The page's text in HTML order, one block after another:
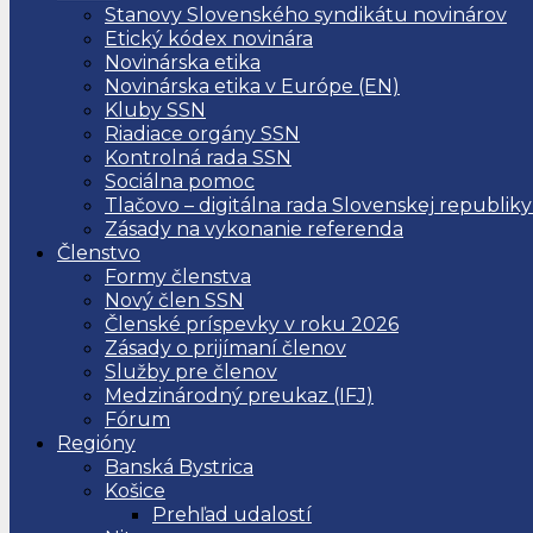
Stanovy Slovenského syndikátu novinárov
Etický kódex novinára
Novinárska etika
Novinárska etika v Európe (EN)
Kluby SSN
Riadiace orgány SSN
Kontrolná rada SSN
Sociálna pomoc
Tlačovo – digitálna rada Slovenskej republiky
Zásady na vykonanie referenda
Členstvo
Formy členstva
Nový člen SSN
Členské príspevky v roku 2026
Zásady o prijímaní členov
Služby pre členov
Medzinárodný preukaz (IFJ)
Fórum
Regióny
Banská Bystrica
Košice
Prehľad udalostí